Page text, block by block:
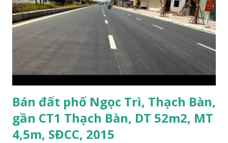
Bán đất phố Ngọc Trì, Thạch Bàn,
gần CT1 Thạch Bàn, DT 52m2, MT
4,5m, SĐCC, 2015